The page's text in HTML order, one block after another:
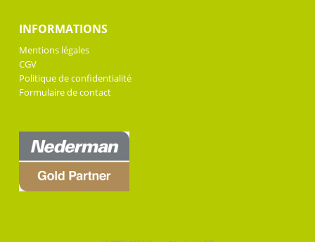
INFORMATIONS
Mentions légales
CGV
Politique de confidentialité
Formulaire de contact